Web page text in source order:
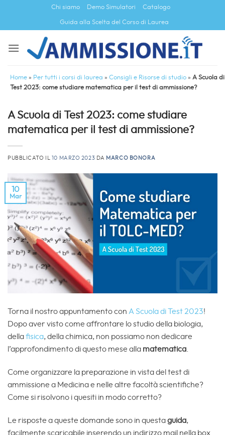
contenuti
Chi siamo Demo Simulatori Catalogo
Guida alla Scelta del Corso di Laurea
Home » Per tutti i corsi di laurea » Consigli e Risorse di studio » A Scuola di
Test 2023: come studiare matematica per il test di ammissione?
A Scuola di Test 2023: come studiare
matematica per il test di ammissione?
PUBBLICATO IL 10 MARZO 2023 DA MARCO BONORA
10
Mar
Torna il nostro appuntamento con A Scuola di Test 2023!
Dopo aver visto come affrontare lo studio della biologia,
dellafisica, della chimica, non possiamo non dedicare
l’approfondimento di questo mese alla matematica
Come organizzare la preparazione in vista del test di
ammissione a Medicina e nelle altre facoltà scientifiche?
Come si risolvono i quesiti in modo corretto?
Le risposte a queste domande sono in questaguida,
facilmente scaricabile inserendo un indirizzo mail nella box